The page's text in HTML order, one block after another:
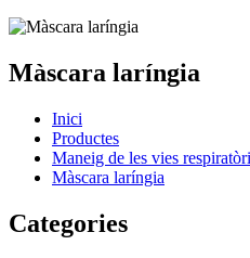
Màscara laríngia
Inici
Productes
Maneig de les vies
Màscara laríngia
Categories